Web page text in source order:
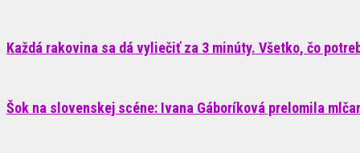
Každá rakovina sa dá vyliečiť za 3 minúty. Všetko, čo
Šok na slovenskej scéne: Ivana Gáboríková prelomila